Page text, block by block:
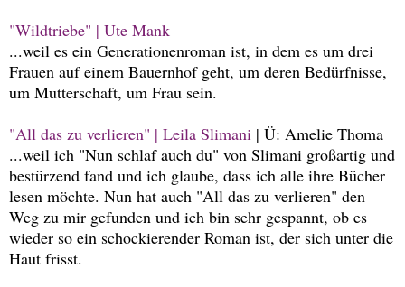
"Wildtriebe" | Ute Mank
...weil es ein Generationenroman ist, in dem es um drei
Frauen auf einem Bauernhof geht, um deren Bedürfnisse,
um Mutterschaft, um Frau sein.
"All das zu verlieren" | Leila Slimani | Ü: Amelie Thoma
...weil ich "Nun schlaf auch du" von Slimani großartig und
bestürzend fand und ich glaube, dass ich alle ihre Bücher
lesen möchte. Nun hat auch "All das zu verlieren" den
Weg zu mir gefunden und ich bin sehr gespannt, ob es
wieder so ein schockierender Roman ist, der sich unter die
Haut frisst.